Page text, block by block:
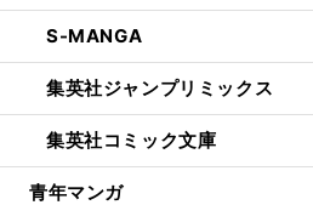
S-MANGA
集英社ジャンプリミックス
集英社コミック文庫
青年マンガ